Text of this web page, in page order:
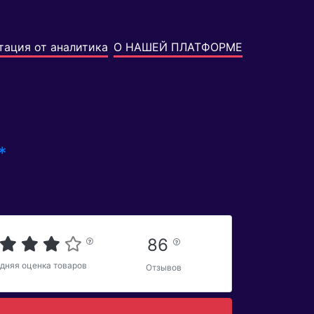
от аналитика О НАШЕЙ ПЛАТФОРМЕ
оценка товаров
86
Отзывов